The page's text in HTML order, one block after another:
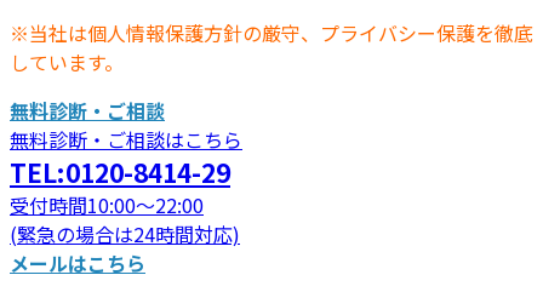
※当社は個人情報保護方針の厳守、プライバシー保護を徹底
しています。
無料診断・ご相談
無料診断・ご相談はこちら
TEL:0120-8414-29
受付時間10:00～22:00
(緊急の場合は24時間対応)
メールはこちら